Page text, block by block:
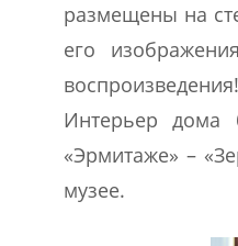
размещены на
его
Интерьер дома
«Эрмитаже» –
музее.